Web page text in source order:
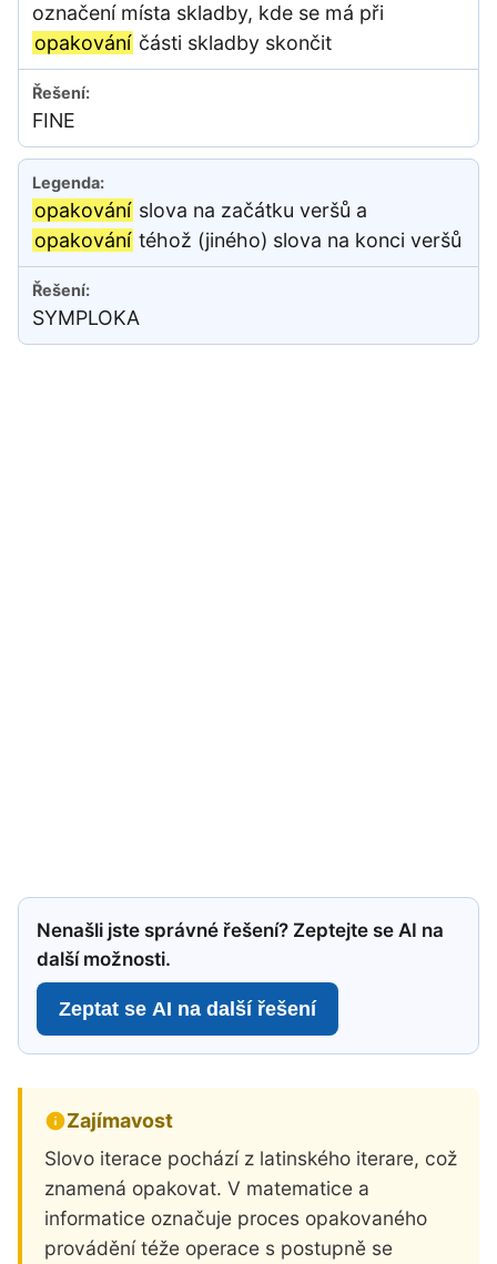
označení místa skladby, kde se má při
opakování části skladby skončit
FINE
opakování slova na začátku veršů a
opakování téhož (jiného) slova na konci veršů
SYMPLOKA
Nenašli jste správné řešení? Zeptejte se AI na
další možnosti.
Zeptat se AI na další řešení
Zajímavost
Slovo iterace pochází z latinského iterare, což
znamená opakovat. V matematice a
informatice označuje proces opakovaného
provádění téže operace s postupně se